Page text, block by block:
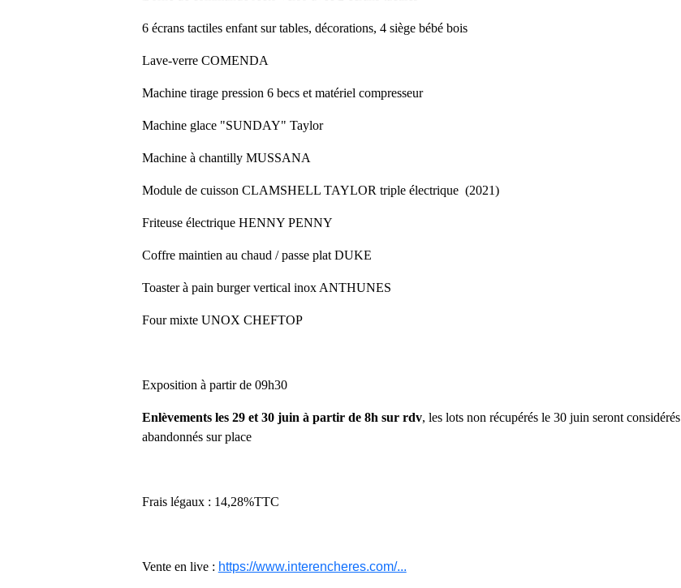
6 écrans tactiles enfant sur tables, décorations, 4 siège bébé bois
Lave-verre COMENDA
Machine tirage pression 6 becs et matériel compresseur
Machine glace "SUNDAY" Taylor
Machine à chantilly MUSSANA
Module de cuisson CLAMSHELL TAYLOR triple électrique (2021)
Friteuse électrique HENNY PENNY
Coffre maintien au chaud / passe plat DUKE
Toaster à pain burger vertical inox ANTHUNES
Four mixte UNOX CHEFTOP
Exposition à partir de 09h30
Enlèvements les 29 et 30 juin à partir de 8h sur rdv, les lots non récupérés le 30 juin seront considérés
abandonnés sur place
Frais légaux : 14,28%TTC
Vente en live : https://www.interencheres.com/...